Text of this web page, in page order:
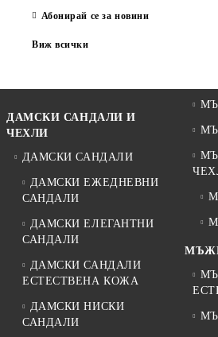
Абонирай се за новини
Виж всички
ДАМСКИ САНДАЛИ И
ЧЕХЛИ
ДАМСКИ САНДАЛИ
ДАМСКИ ЕЖЕДНЕВНИ
САНДАЛИ
ДАМСКИ ЕЛЕГАНТНИ
САНДАЛИ
ДАМСКИ САНДАЛИ
ЕСТЕСТВЕНА КОЖА
ДАМСКИ НИСКИ
САНДАЛИ